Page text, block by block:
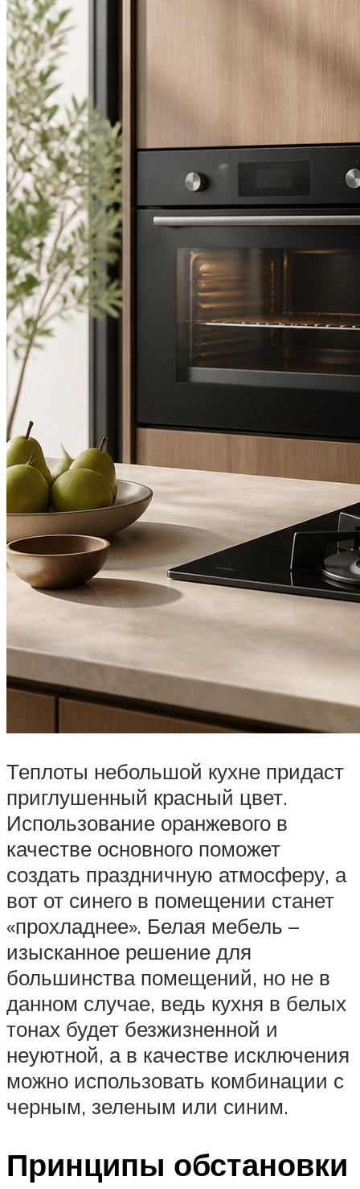
Теплоты небольшой кухне придаст
приглушенный красный цвет.
Использование оранжевого в
качестве основного поможет
создать праздничную атмосферу, а
вот от синего в помещении станет
«прохладнее». Белая мебель –
изысканное решение для
большинства помещений, но не в
данном случае, ведь кухня в белых
тонах будет безжизненной и
неуютной, а в качестве исключения
можно использовать комбинации с
черным, зеленым или синим.
Принципы обстановки